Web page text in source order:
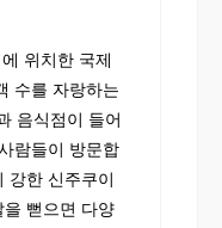
위치한 국제
수를 자랑하는
음식점이 들어
람들이 방문합
강한 신주쿠이
뻗으면 다양